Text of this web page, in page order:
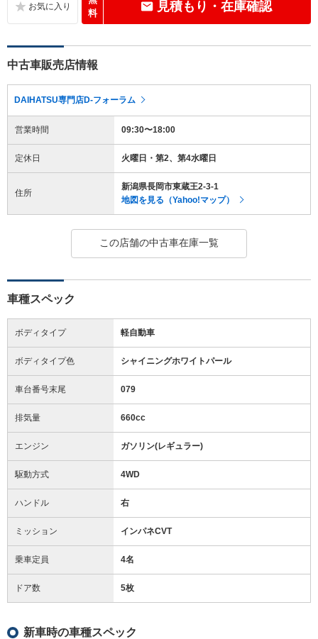
料
見積もり・在庫確認
中古車販売店情報
DAIHATSU専門店D-フォーラム
営業時間 09:30〜18:00
定休日 火曜日・第2、第4水曜日
住所
新潟県長岡市東蔵王2-3-1
地図を見る（Yahoo!マップ）
この店舗の中古車在庫一覧
車種スペック
ボディタイプ 軽自動車
ボディタイプ色 シャイニングホワイトパール
車台番号末尾 079
排気量 660cc
エンジン ガソリン(レギュラー)
駆動方式 4WD
ハンドル 右
ミッション インパネCVT
乗車定員 4名
ドア数 5枚
新車時の車種スペック